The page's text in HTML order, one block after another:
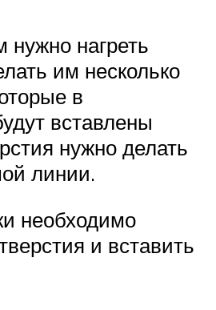
нагреть
им несколько
в
вставлены
нужно делать
линии.
необходимо
и вставить